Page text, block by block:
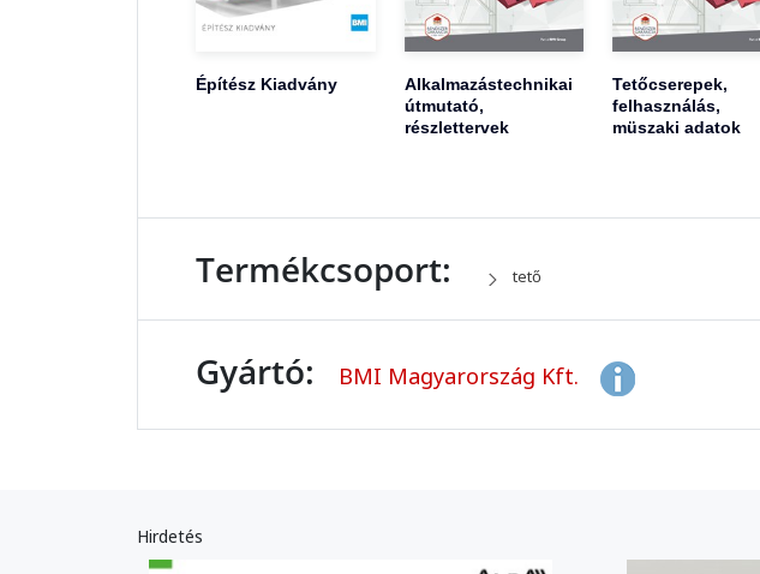
Építész Kiadvány
Alkalmazástechnikai
útmutató,
részlettervek
Tetőcserepek,
felhasználás,
müszaki adatok
Termékcsoport: tető
Gyártó: BMI Magyarország Kft.
Hirdetés